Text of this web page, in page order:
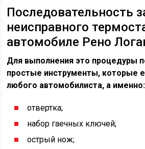
Последовательность
неисправного
автомобиле Рено
Для выполнения это процедуры
простые инструменты, которые
любого автомобилиста, а именно:
отвертка;
набор гаечных ключей;
острый нож;